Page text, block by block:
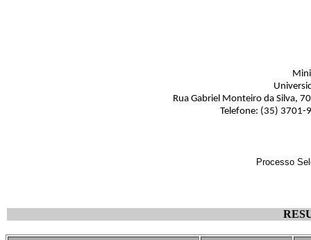
Rua Gabriel Monteiro da Silva,
Telefone: (35)
Processo